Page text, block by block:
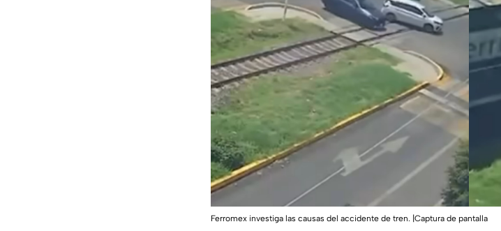
Ferromex investiga las causas del accidente de tren. |Captura de pantalla